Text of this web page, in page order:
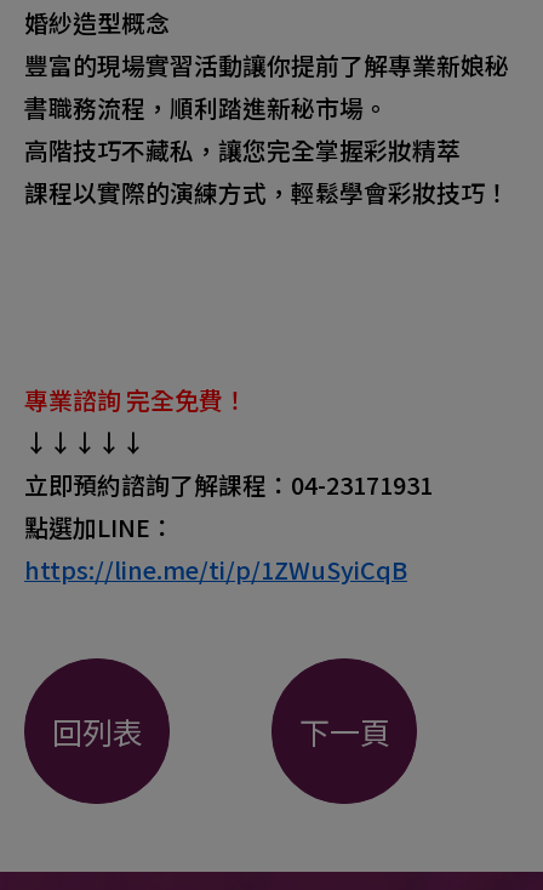
婚紗造型概念
豐富的現場實習活動讓你提前了解專業新娘秘
書職務流程，順利踏進新秘市場。
高階技巧不藏私，讓您完全掌握彩妝精萃
課程以實際的演練方式，輕鬆學會彩妝技巧！
專業諮詢 完全免費！
↓↓↓↓↓
立即預約諮詢了解課程：04-23171931
點選加LINE：
https://line.me/ti/p/1ZWuSyiCqB
回列表 下一頁